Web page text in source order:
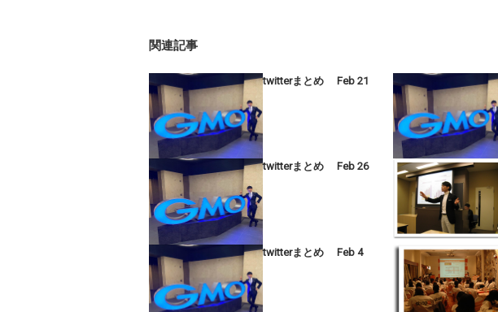
関連記事
twitterまとめ Feb 21
twitterまとめ Feb 26
twitterまとめ Feb 4